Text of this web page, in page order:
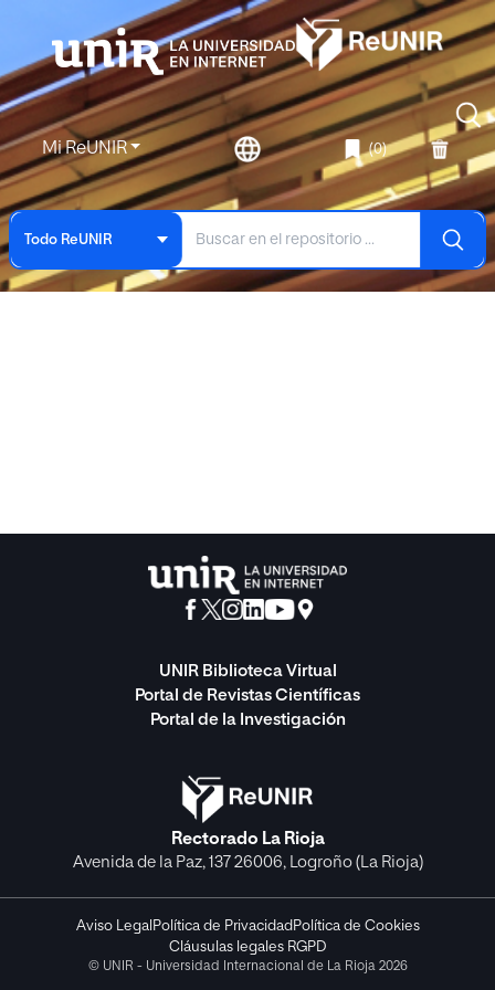
Mi ReUNIR (0)
Todo ReUNIR
UNIR Biblioteca Virtual
Portal de Revistas Científicas
Portal de la Investigación
Rectorado La Rioja
Avenida de la Paz, 137 26006, Logroño (La Rioja)
Aviso Legal Política de Privacidad Política de Cookies
Cláusulas legales RGPD
© UNIR - Universidad Internacional de La Rioja 2026